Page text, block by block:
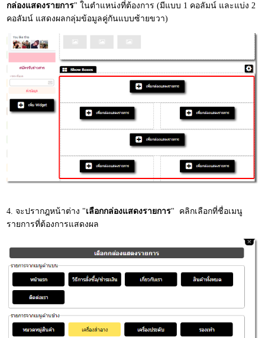
กล่องแสดงรายการ" ในตำแหน่งที่ต้องการ (มีแบบ 1 คอลัมน์ และแบ่ง 2
คอลัมน์ แสดงผลกลุ่มข้อมูลคู่กันแบบซ้ายขวา)
4. จะปรากฎหน้าต่าง "เลือกกล่องแสดงรายการ" คลิกเลือกที่ชื่อเมนู
รายการที่ต้องการแสดงผล